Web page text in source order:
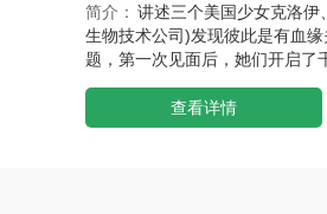
简介： 讲述三个美国少女克洛
生物技术公司)发现彼此是有血
题，第一次见面后，她们开启了
查看详情